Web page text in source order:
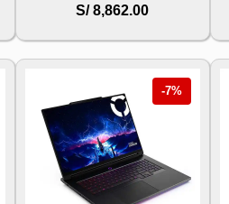
S/ 8,862.00
-7%